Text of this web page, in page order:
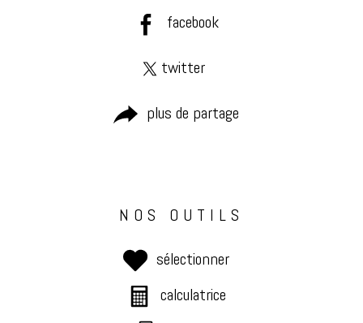
facebook
twitter
plus de partage
NOS OUTILS
sélectionner
calculatrice